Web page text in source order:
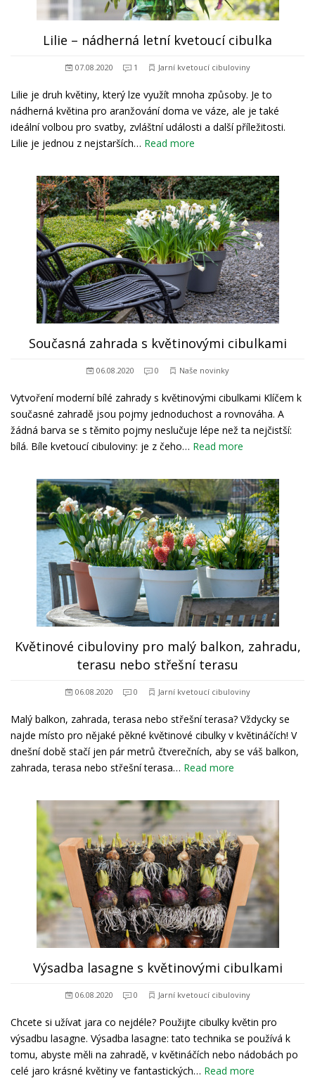
Lilie – nádherná letní kvetoucí cibulka
07.08.2020 1 Jarní kvetoucí cibuloviny
Lilie je druh květiny, který lze využít mnoha způsoby. Je to
nádherná květina pro aranžování doma ve váze, ale je také
ideální volbou pro svatby, zvláštní události a další příležitosti.
Lilie je jednou z nejstarších… Read more
Současná zahrada s květinovými cibulkami
06.08.2020 0 Naše novinky
Vytvoření moderní bílé zahrady s květinovými cibulkami Klíčem k
současné zahradě jsou pojmy jednoduchost a rovnováha. A
žádná barva se s těmito pojmy neslučuje lépe než ta nejčistší:
bílá. Bíle kvetoucí cibuloviny: je z čeho… Read more
Květinové cibuloviny pro malý balkon, zahradu,
terasu nebo střešní terasu
06.08.2020 0 Jarní kvetoucí cibuloviny
Malý balkon, zahrada, terasa nebo střešní terasa? Vždycky se
najde místo pro nějaké pěkné květinové cibulky v květináčích! V
dnešní době stačí jen pár metrů čtverečních, aby se váš balkon,
zahrada, terasa nebo střešní terasa… Read more
Výsadba lasagne s květinovými cibulkami
06.08.2020 0 Jarní kvetoucí cibuloviny
Chcete si užívat jara co nejdéle? Použijte cibulky květin pro
výsadbu lasagne. Výsadba lasagne: tato technika se používá k
tomu, abyste měli na zahradě, v květináčích nebo nádobách po
celé jaro krásné květiny ve fantastických… Read more